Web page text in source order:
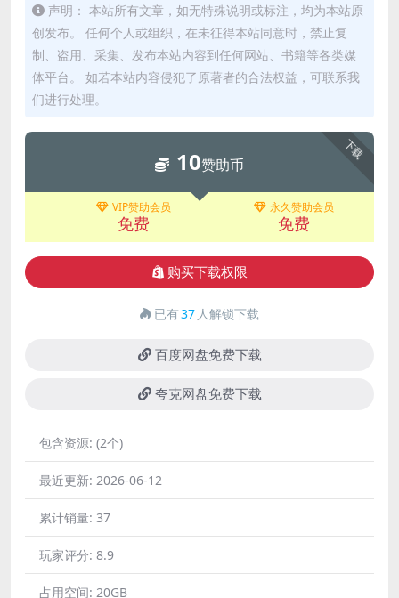
声明： 本站所有文章，如无特殊说明或标注，均为本站原
创发布。 任何个人或组织，在未征得本站同意时，禁止复
制、盗用、采集、发布本站内容到任何网站、书籍等各类媒
体平台。 如若本站内容侵犯了原著者的合法权益，可联系我
们进行处理。
下载
10赞助币
VIP赞助会员
免费
永久赞助会员
免费
购买下载权限
已有37 人解锁下载
百度网盘免费下载
夸克网盘免费下载
包含资源: (2个)
最近更新: 2026-06-12
累计销量: 37
玩家评分: 8.9
占用空间: 20GB